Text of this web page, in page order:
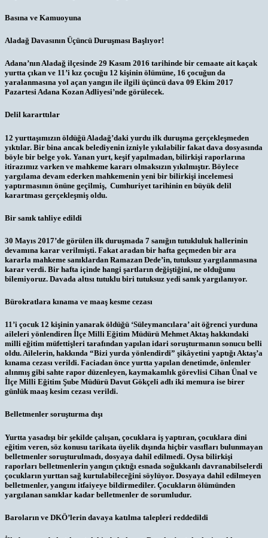
Basına ve Kamuoyuna
Aladağ Davasının Üçüncü Duruşması Başlıyor!
Adana’nın Aladağ ilçesinde 29 Kasım 2016 tarihinde bir cemaate ait kaçak
yurtta çıkan ve 11’i kız çocuğu 12 kişinin ölümüne, 16 çocuğun da
yaralanmasına yol açan yangın ile ilgili üçüncü dava 09 Ekim 2017
Pazartesi Adana Kozan Adliyesi’nde görülecek.
Delil kararttılar
12 yurttaşımızın öldüğü Aladağ’daki yurdu ilk duruşma gerçekleşmeden
yıktılar. Bir bina ancak belediyenin izniyle yıkılabilir fakat dava dosyasında
böyle bir belge yok. Yanan yurt, keşif yapılmadan, bilirkişi raporlarına
itirazımız varken ve mahkeme kararı olmaksızın yıkılmıştır. Böylece
yargılama devam ederken mahkemenin yeni bir bilirkişi incelemesi
yaptırmasının önüne geçilmiş, Cumhuriyet tarihinin en büyük delil
karartması gerçekleşmiş oldu.
Bir sanık tahliye edildi
30 Mayıs 2017’de görülen ilk duruşmada 7 sanığın tutukluluk hallerinin
devamına karar verilmişti. Fakat aradan bir hafta geçmeden bir ara
kararla mahkeme sanıklardan Ramazan Dede’in, tutuksuz yargılanmasına
karar verdi. Bir hafta içinde hangi şartların değiştiğini, ne olduğunu
bilemiyoruz. Davada altısı tutuklu biri tutuksuz yedi sanık yargılanıyor.
Bürokratlara kınama ve maaş kesme cezası
11’i çocuk 12 kişinin yanarak öldüğü ‘Süleymancılara’ ait öğrenci yurduna
aileleri yönlendiren İlçe Milli Eğitim Müdürü Mehmet Aktaş hakkındaki
milli eğitim müfettişleri tarafından yapılan idari soruşturmanın sonucu belli
oldu. Ailelerin, hakkında “Bizi yurda yönlendirdi” şikâyetini yaptığı Aktaş’a
kınama cezası verildi. Faciadan önce yurtta yapılan denetimde, önlemler
alınmış gibi sahte rapor düzenleyen, kaymakamlık görevlisi Cihan Ünal ve
İlçe Milli Eğitim Şube Müdürü Davut Gökçeli adlı iki memura ise birer
günlük maaş kesim cezası verildi.
Belletmenler soruşturma dışı
Yurtta yasadışı bir şekilde çalışan, çocuklara iş yaptıran, çocuklara dini
eğitim veren, söz konusu tarikata üyelik dışında hiçbir vasıfları bulunmayan
belletmenler soruşturulmadı, dosyaya dahil edilmedi. Oysa bilirkişi
raporları belletmenlerin yangın çıktığı esnada soğukkanlı davranabilselerdi
çocukların yurttan sağ kurtulabileceğini söylüyor. Dosyaya dahil edilmeyen
belletmenler, yangını itfaiyeye bildirmediler. Çocukların ölümünden
yargılanan sanıklar kadar belletmenler de sorumludur.
Baroların ve DKÖ’lerin davaya katılma talepleri reddedildi